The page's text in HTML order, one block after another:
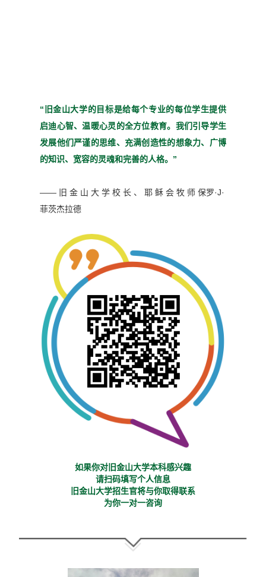
“旧金山大学的目标是给每个专业的每位学生提供
启迪心智、温暖心灵的全方位教育。 我们引导学生
发展他们严谨的思维、充满创造性的想象力、广博
的知识、宽容的灵魂和完善的人格。”
—— 旧 金 山 大 学 校 长 、 耶 稣 会 牧 师 保罗·J·
菲茨杰拉德
如果你对旧金山大学本科感兴趣
请扫码填写个人信息
旧金山大学招生官将与你取得联系
为你一对一咨询